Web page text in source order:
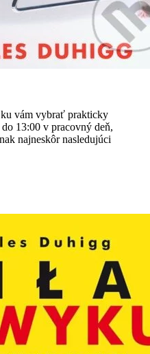
ku vám vybrať prakticky
13:00 v pracovný deň,
najneskôr nasledujúci